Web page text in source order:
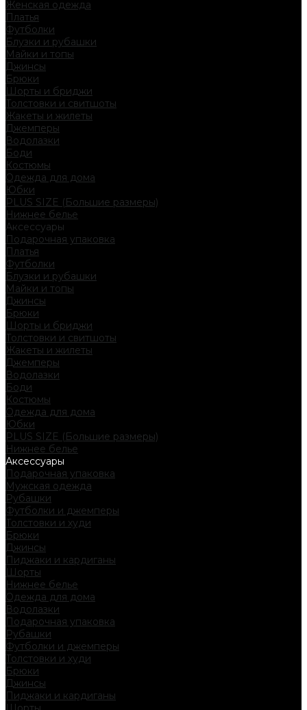
Женская одежда
Платья
Футболки
Блузки и рубашки
Майки и топы
Джинсы
Брюки
Шорты и бриджи
Толстовки и свитшоты
Жакеты и жилеты
Джемперы
Водолазки
Боди
Костюмы
Одежда для дома
Юбки
PLUS SIZE (Большие размеры)
Нижнее белье
Аксессуары
Подарочная упаковка
Платья
Футболки
Блузки и рубашки
Майки и топы
Джинсы
Брюки
Шорты и бриджи
Толстовки и свитшоты
Жакеты и жилеты
Джемперы
Водолазки
Боди
Костюмы
Одежда для дома
Юбки
PLUS SIZE (Большие размеры)
Нижнее белье
Аксессуары
Подарочная упаковка
Мужская одежда
Рубашки
Футболки и джемперы
Толстовки и худи
Брюки
Джинсы
Пиджаки и кардиганы
Шорты
Нижнее белье
Одежда для дома
Водолазки
Подарочная упаковка
Рубашки
Футболки и джемперы
Толстовки и худи
Брюки
Джинсы
Пиджаки и кардиганы